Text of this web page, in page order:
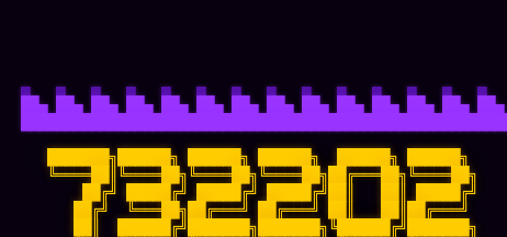
▄   ▄   ▄   ▄   ▄   ▄   ▄   ▄   ▄   ▄   ▄   ▄   ▄   ▄
██▄ ██▄ ██▄ ██▄ ██▄ ██▄ ██▄ ██▄ ██▄ ██▄ ██▄ ██▄ ██▄ ██▄
   ███████╗██████╗ ██████╗ ██████╗  ██████╗ ██████╗
   ╚════██║╚════██╗╚════██╗╚════██╗██╔═══██╗╚════██╗
       ██╔╝ █████╔╝ █████╔╝ █████╔╝██║   ██║ █████╔╝
      ██╔╝  ╚═══██╗██╔═══╝ ██╔═══╝ ██║   ██║██╔═══╝
      ██║  ██████╔╝███████╗███████╗╚██████╔╝███████╗